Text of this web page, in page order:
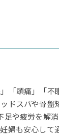
「頭痛」「不
ドスパや骨盤
や疲労を解
婦も安心して